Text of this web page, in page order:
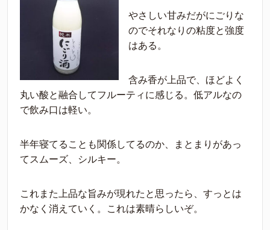
やさしい甘みだがにごりな
のでそれなりの粘度と強度
はある。
含み香が上品で、ほどよく
丸い酸と融合してフルーティに感じる。低アルなの
で飲み口は軽い。
半年寝てることも関係してるのか、まとまりがあっ
てスムーズ、シルキー。
これまた上品な旨みが現れたと思ったら、すっとは
かなく消えていく。これは素晴らしいぞ。